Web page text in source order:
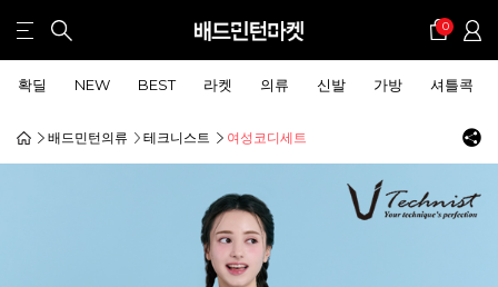
0
확딜 NEW BEST 라켓 의류 신발 가방 셔틀콕
배드민턴의류 테크니스트 여성코디세트